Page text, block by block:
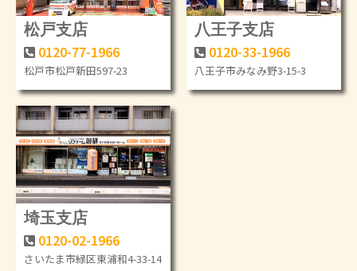
松戸支店
0120-77-1966
松戸市松戸新田597-23
八王子支店
0120-33-1966
八王子市みなみ野3-15-3
埼玉支店
0120-02-1966
さいたま市緑区東浦和4-33-14